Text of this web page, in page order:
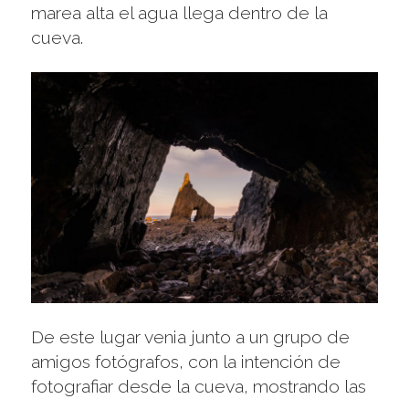
marea alta el agua llega dentro de la
cueva.
De este lugar venia junto a un grupo de
amigos fotógrafos, con la intención de
fotografiar desde la cueva, mostrando las